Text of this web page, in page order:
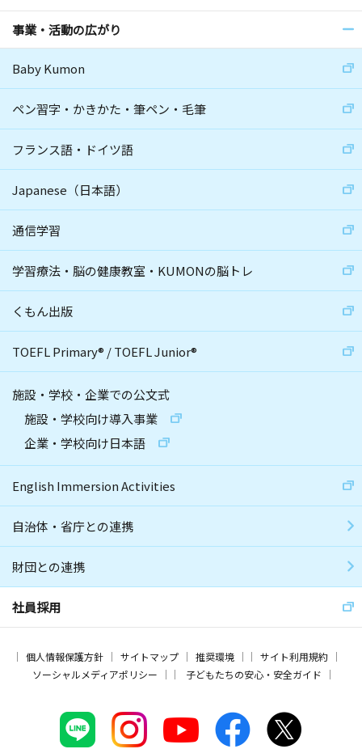
事業・活動の広がり
Baby Kumon
ペン習字・かきかた・筆ペン・毛筆
フランス語・ドイツ語
Japanese（日本語）
通信学習
学習療法・脳の健康教室・KUMONの脳トレ
くもん出版
TOEFL Primary® /TOEFL Junior®
施設・学校・企業での公文式
施設・学校向け導入事業
企業・学校向け日本語
English Immersion Activities
自治体・省庁との連携
財団との連携
社員採用
個人情報保護方針 サイトマップ 推奨環境
サイト利用規約
ソーシャルメディアポリシー
子どもたちの安心・安全ガイド